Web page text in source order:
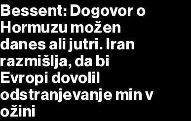
Bessent: Dogovor o
Hormuzu možen
danes ali jutri. Iran
razmišlja, da bi
Evropi dovolil
odstranjevanje min v
ožini